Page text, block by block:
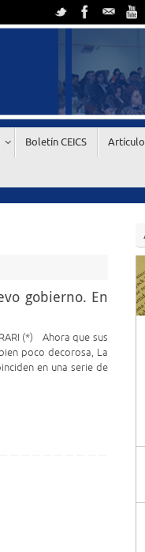
Boletín CEICS
gobierno. En
(*) Ahora que sus
poco decorosa, La
en una serie de